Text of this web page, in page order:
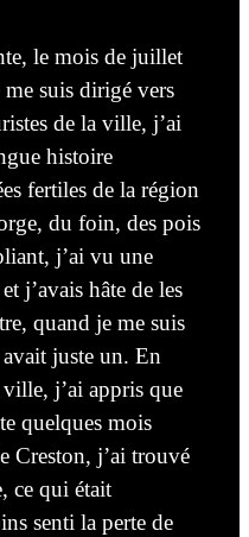
le mois de juillet
suis dirigé vers
de la ville, j’ai
histoire
fertiles de la région
du foin, des pois
j’ai vu une
j’avais hâte de les
quand je me suis
juste un. En
j’ai appris que
quelques mois
Creston, j’ai trouvé
ce qui était
senti la perte de